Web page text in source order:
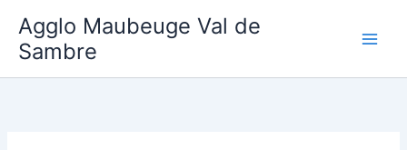
contenu
Agglo Maubeuge Val de
Sambre